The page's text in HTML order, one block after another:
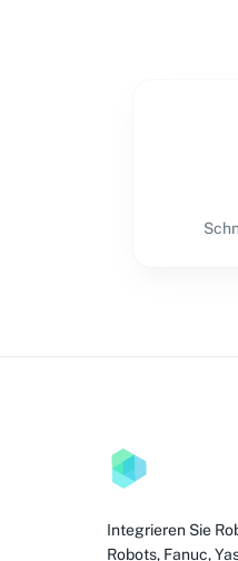
Integrieren Sie
Robots, Fanuc,